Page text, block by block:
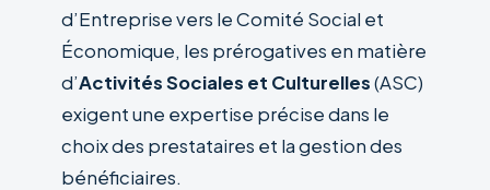
d’Entreprise vers le Comité Social et
Économique, les prérogatives en matière
d’Activités Sociales et Culturelles(ASC)
exigent une expertise précise dans le
choix des prestataires et la gestion des
bénéficiaires.